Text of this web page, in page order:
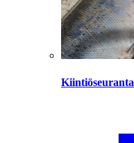
Kiintiöseuranta